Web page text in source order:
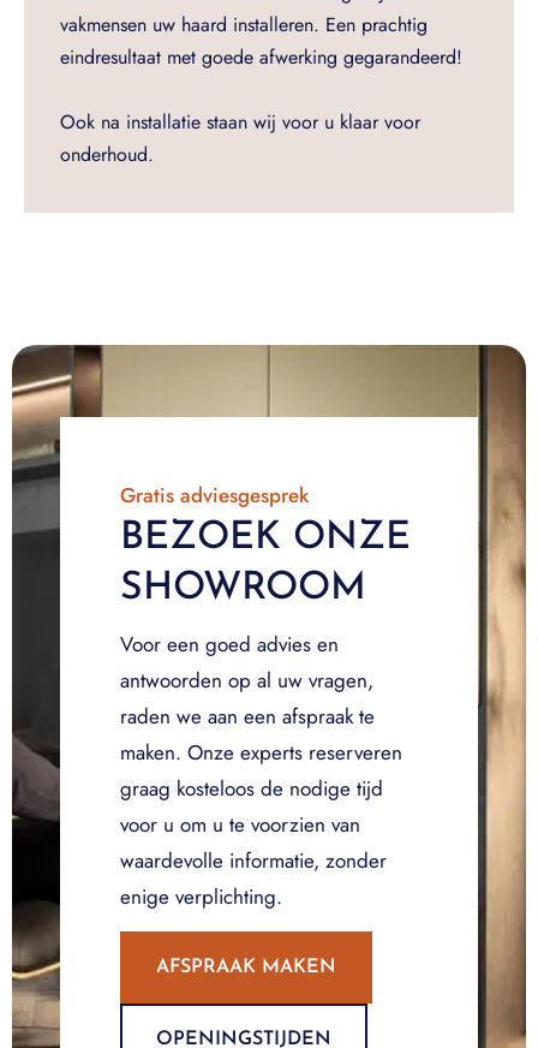
vakmensen uw haard installeren. Een prachtig
eindresultaat met goede afwerking gegarandeerd!
Ook na installatie staan wij voor u klaar voor
onderhoud.
Gratis adviesgesprek
BEZOEK ONZE
SHOWROOM
Voor een goed advies en
antwoorden op al uw vragen,
raden we aan een afspraak te
maken. Onze experts reserveren
graag kosteloos de nodige tijd
voor u om u te voorzien van
waardevolle informatie, zonder
enige verplichting.
AFSPRAAK MAKEN
OPENINGSTIJDEN